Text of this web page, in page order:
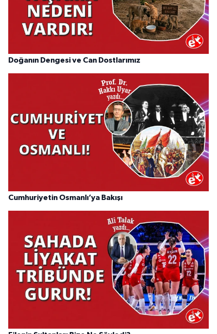
Doğanın Dengesi ve Can Dostlarımız
Cumhuriyetin Osmanlı’ya Bakışı